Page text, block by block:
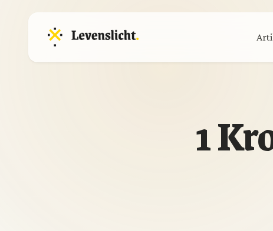
1